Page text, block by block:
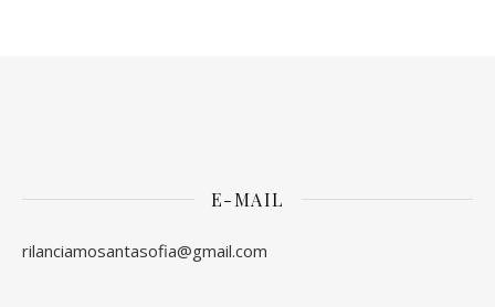
E-MAIL
rilanciamosantasofia@gmail.com